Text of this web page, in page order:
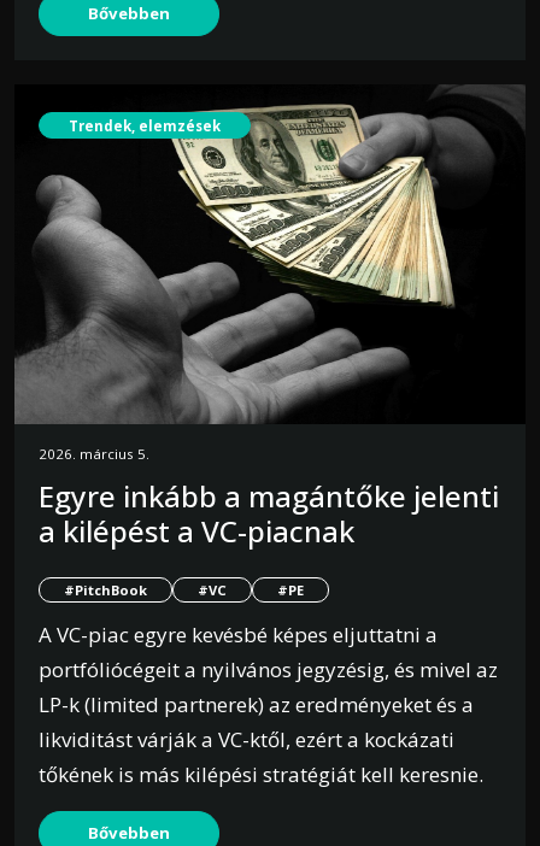
Bővebben
Trendek, elemzések
2026. március 5.
Egyre inkább a magántőke jelenti
a kilépést a VC-piacnak
#PitchBook #VC #PE
A VC-piac egyre kevésbé képes eljuttatni a
portfóliócégeit a nyilvános jegyzésig, és mivel az
LP-k (limited partnerek) az eredményeket és a
likviditást várják a VC-ktől, ezért a kockázati
tőkének is más kilépési stratégiát kell keresnie.
Bővebben